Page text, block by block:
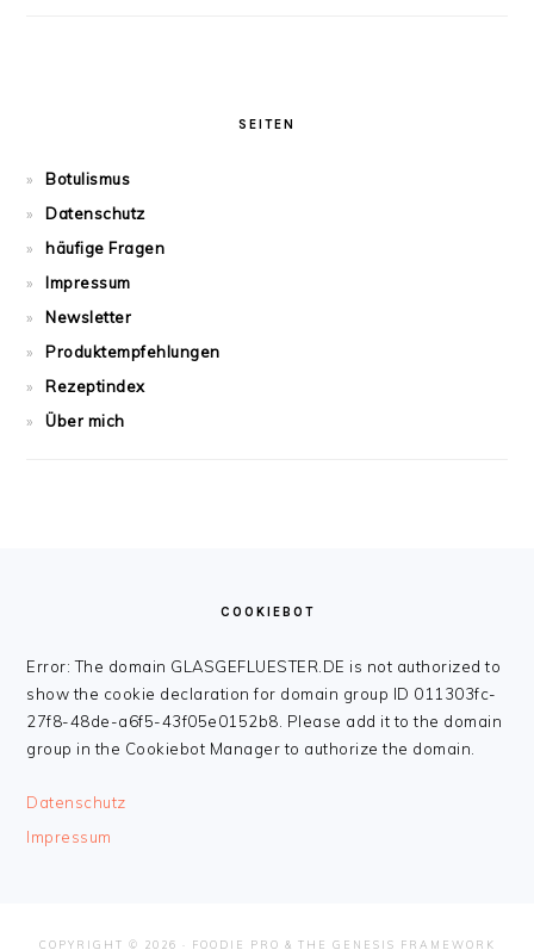
SEITEN
Botulismus
Datenschutz
häufige Fragen
Impressum
Newsletter
Produktempfehlungen
Rezeptindex
Über mich
COOKIEBOT
Error: The domain GLASGEFLUESTER.DE is not authorized to
show the cookie declaration for domain group ID 011303fc-
27f8-48de-a6f5-43f05e0152b8. Please add it to the domain
group in the Cookiebot Manager to authorize the domain.
Datenschutz
Impressum
COPYRIGHT © 2026 · FOODIE PRO & THE GENESIS FRAMEWORK